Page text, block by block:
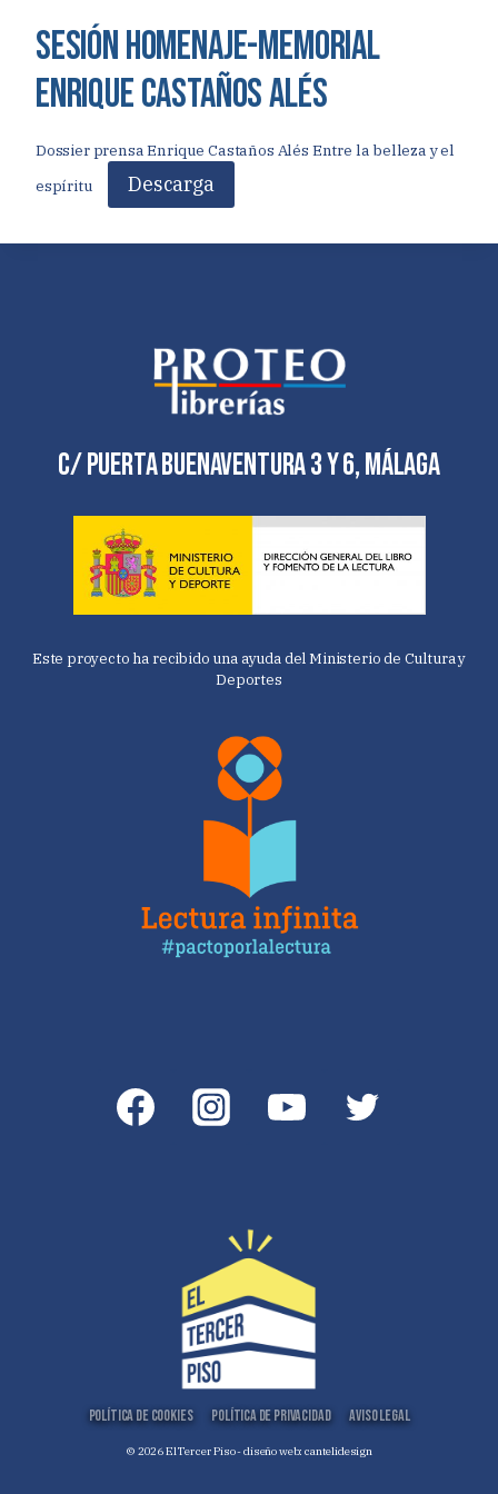
Sesión Homenaje-memorial
Enrique Castaños Alés
Dossier prensa Enrique Castaños Alés Entre la belleza y el
espíritu
Descarga
C/ Puerta Buenaventura 3 y 6, Málaga
Este proyecto ha recibido una ayuda del Ministerio de Cultura y
Deportes
Política de Cookies Política de Privacidad Aviso Legal
© 2026 El Tercer Piso - diseño web:cantelidesign